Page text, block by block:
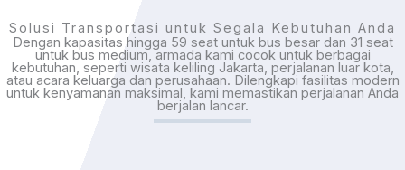
Solusi Transportasi untuk Segala Kebutuhan Anda
Dengan kapasitas hingga 59 seat untuk bus besar dan 31 seat
untuk bus medium, armada kami cocok untuk berbagai
kebutuhan, seperti wisata keliling Jakarta, perjalanan luar kota,
atau acara keluarga dan perusahaan. Dilengkapi fasilitas modern
untuk kenyamanan maksimal, kami memastikan perjalanan Anda
berjalan lancar.